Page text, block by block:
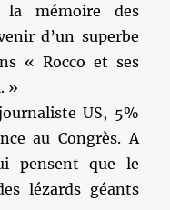
la mémoire des
d’un superbe
« Rocco et ses
»
US, 5%
au Congrès. A
pensent que le
lézards géants